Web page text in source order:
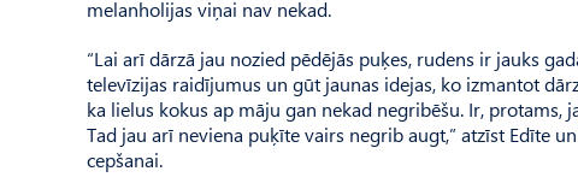
melanholijas viņai nav nekad.
“Lai arī dārzā jau nozied pēdējās puķes, rudens ir jauks
televīzijas raidījumus un gūt jaunas idejas, ko izmantot
ka lielus kokus ap māju gan nekad negribēšu. Ir,
Tad jau arī neviena puķīte vairs negrib augt,” atzīst Edīte
cepšanai.